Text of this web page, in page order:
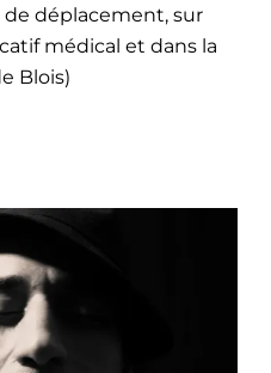
de déplacement, sur
médical et dans la
Blois)